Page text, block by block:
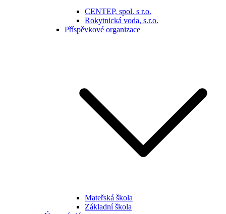
CENTEP, spol. s r.o.
Rokytnická voda, s.r.o.
Příspěvkové organizace
Mateřská škola
Základní škola